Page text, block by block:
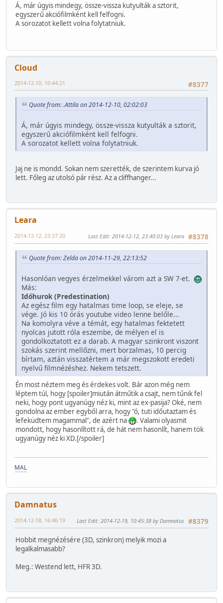
Á, már úgyis mindegy, össze-vissza kutyulták a sztorit,
egyszerű akciófilmként kell felfogni.
A sorozatot kellett volna folytatniuk.
Cloud
#8377
2014-12-10, 10:44:21
Quote from: .Attila on 2014-12-10, 02:02:03
Á, már úgyis mindegy, össze-vissza kutyulták a sztorit,
egyszerű akciófilmként kell felfogni.
A sorozatot kellett volna folytatniuk.
Jaj ne is mondd. Sokan nem szerették, de szerintem kurva jó
lett. Főleg az utolsó pár rész. Az a cliffhanger...
Leara
#8378
2014-12-12, 23:37:20 Last Edit: 2014-12-12, 23:40:03 by Leara
Quote from: Zelda on 2014-11-29, 22:13:52
Hasonlóan vegyes érzelmekkel várom azt a SW 7-et.
Más:
Időhurok (Predestination)
Az egész film egy hatalmas time loop, se eleje, se
vége. Jó kis 10 órás youtube video lenne belőle...
Na komolyra véve a témát, egy hatalmas fektetett
nyolcas jutott róla eszembe, de mélyen el is
gondolkoztatott ez a darab. A magyar szinkront viszont
szokás szerint mellőzni, mert borzalmas, 10 percig
bírtam, aztán visszatértem a már megszokott eredeti
nyelvű filmnézéshez. Nekem tetszett.
Én most néztem meg és érdekes volt. Bár azon még nem
léptem túl, hogy [spoiler]miután átműtik a csajt, nem tűnik fel
neki, hogy pont ugyanúgy néz ki, mint az ex-pasija? Oké, nem
gondolna az ember egyből arra, hogy "ó, tuti időutaztam és
lefeküdtem magammal", de azért na
. Valami olyasmit
mondott, hogy hasonlított rá, de hát nem hasonlít, hanem tök
ugyanúgy néz ki XD.[/spoiler]
MAL
Damnatus
#8379
2014-12-18, 16:46:19 Last Edit: 2014-12-19, 10:45:38 by Damnatus
Hobbit megnézésére (3D, szinkron) melyik mozi a
legalkalmasabb?
Meg.: Westend lett, HFR 3D.